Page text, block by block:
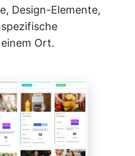
Design-Elemente,
Ort.